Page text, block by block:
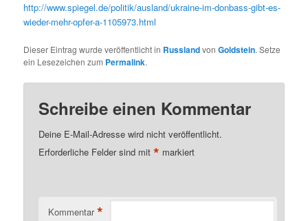
http://www.spiegel.de/politik/ausland/ukraine-im-donbass-gibt-es-
wieder-mehr-opfer-a-1105973.html
Dieser Eintrag wurde veröffentlicht in RusslandvonGoldstein. Setze
ein Lesezeichen zum Permalink.
Schreibe einen Kommentar
Deine E-Mail-Adresse wird nicht veröffentlicht.
Erforderliche Felder sind mit* markiert
Kommentar *